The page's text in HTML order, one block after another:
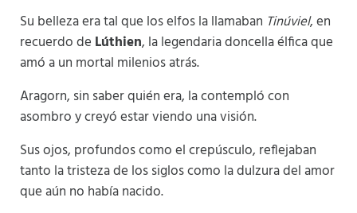
Su belleza era tal que los elfos la llamaban Tinúviel, en
recuerdo de Lúthien, la legendaria doncella élfica que
amó a un mortal milenios atrás.
Aragorn, sin saber quién era, la contempló con
asombro y creyó estar viendo una visión.
Sus ojos, profundos como el crepúsculo, reflejaban
tanto la tristeza de los siglos como la dulzura del amor
que aún no había nacido.